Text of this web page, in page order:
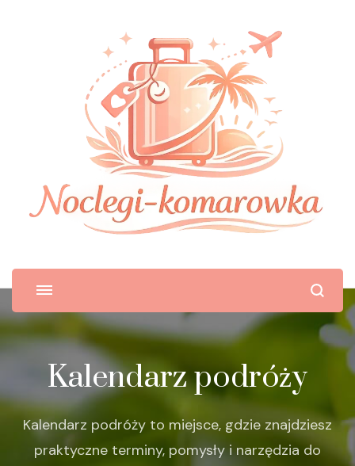
Kalendarz podróży
Kalendarz podróży to miejsce, gdzie znajdziesz
praktyczne terminy, pomysły i narzędzia do